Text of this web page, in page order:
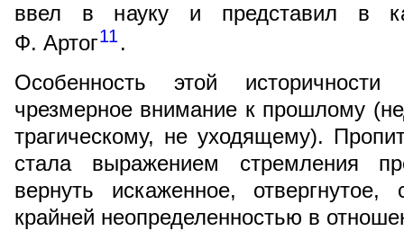
ввел в науку и представил в
Ф. Артог11 .
Особенность этой
чрезмерное внимание к прошлому
трагическому, не уходящему).
стала выражением стремления
вернуть искаженное,
крайней неопределенностью в